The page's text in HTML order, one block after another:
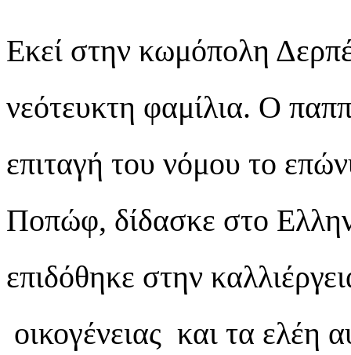
Εκεί στην κωμόπολη
νεότευκτη φαμίλια. Ο
επιταγή του νόμου το
Ποπώφ, δίδασκε στο
επιδόθηκε στην
οικογένειας και τα ελέη